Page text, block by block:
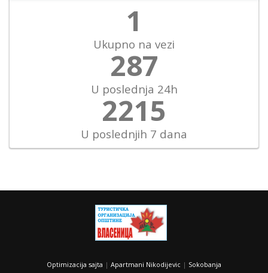
1
Ukupno na vezi
331
U poslednja 24h
2556
U poslednjih 7 dana
Optimizacija sajta | Apartmani Nikodijevic | Sokobanja